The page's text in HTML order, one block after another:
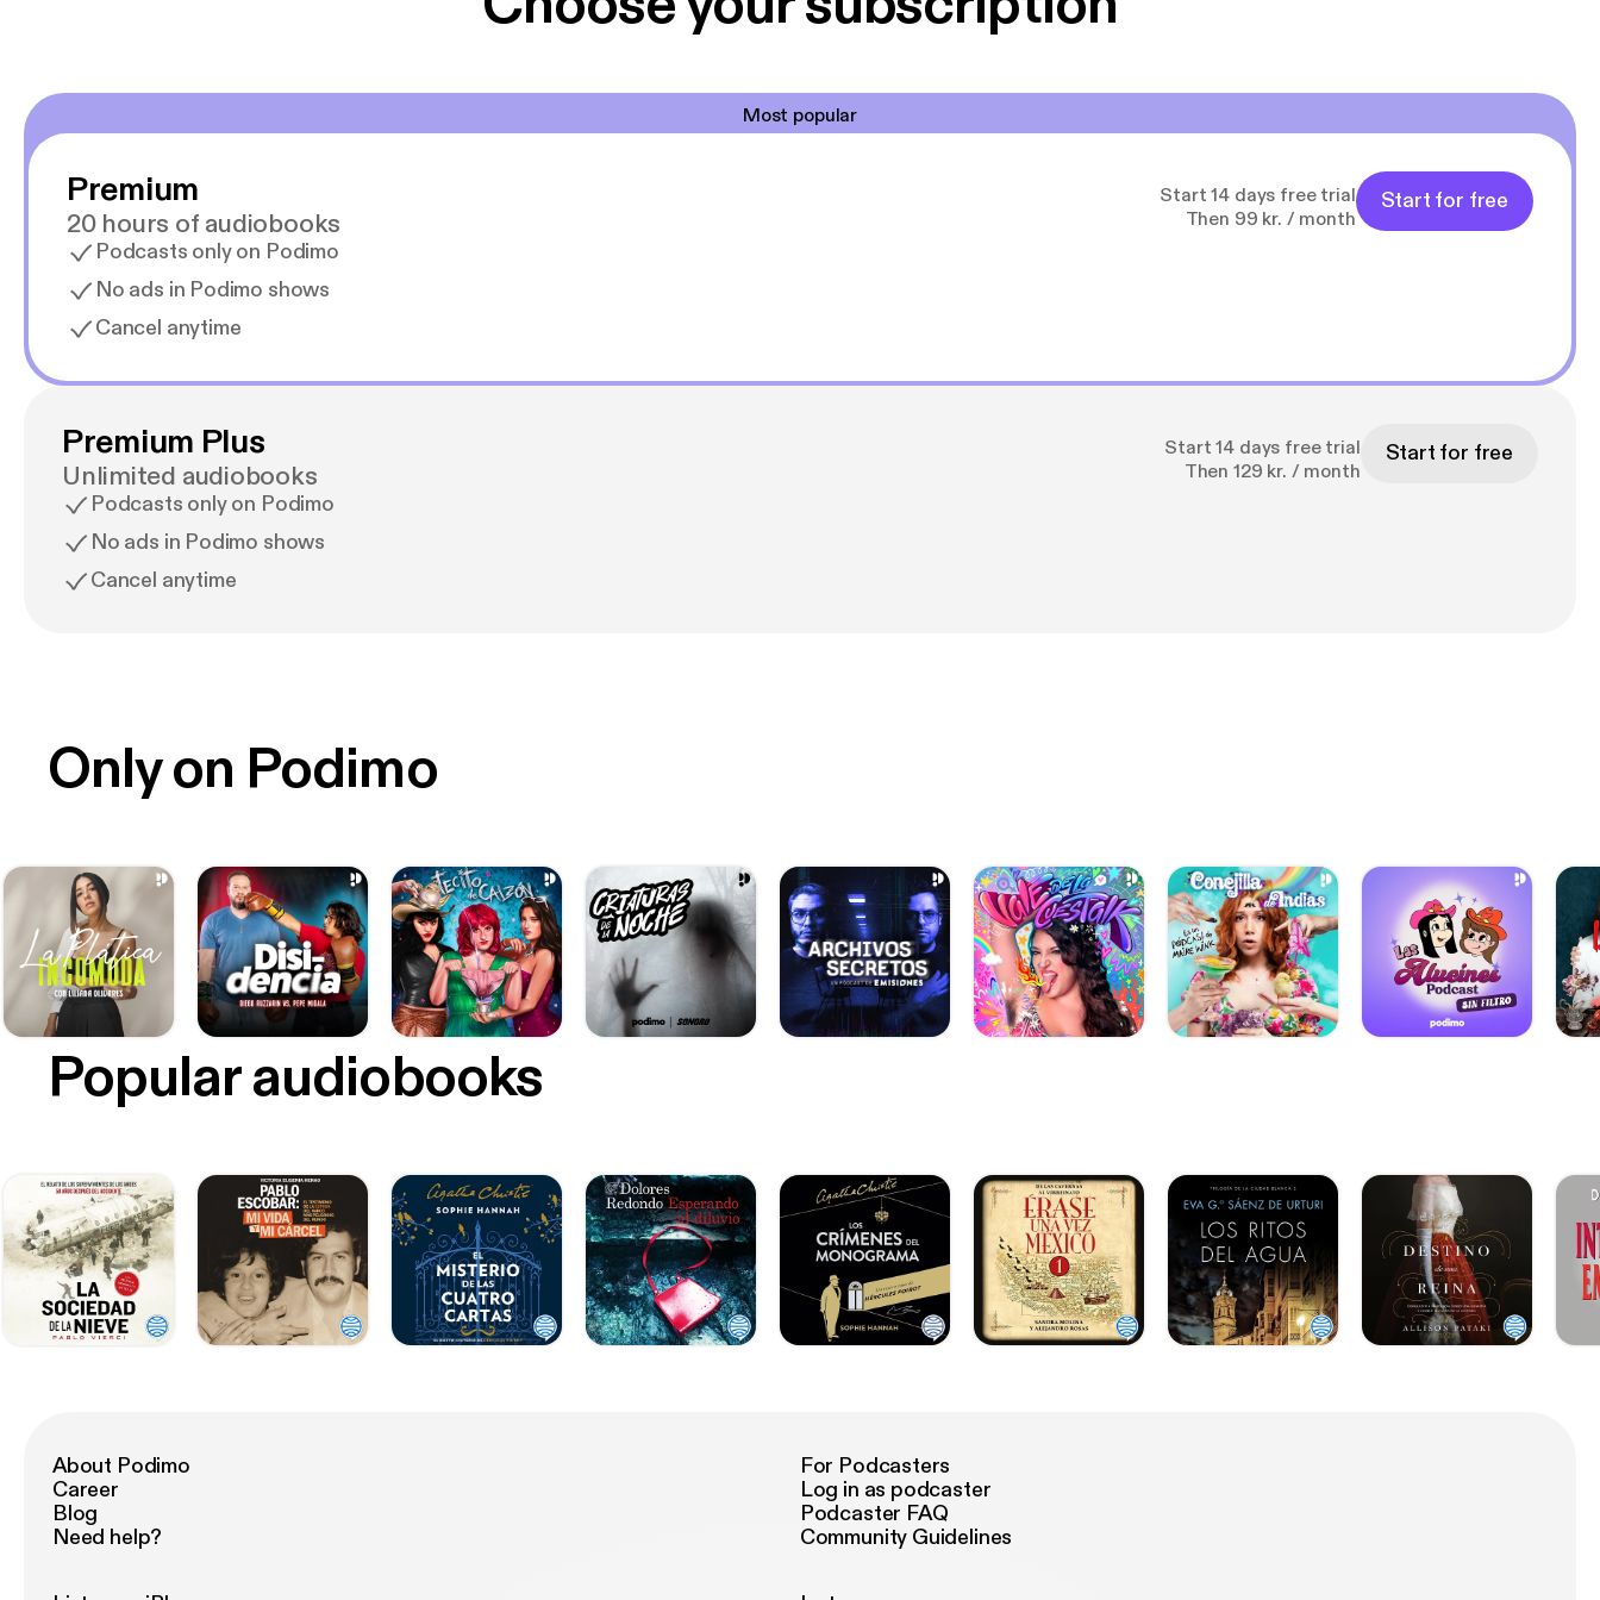
Most popular
Premium
20 hours of audiobooks
Podcasts only on Podimo
No ads in Podimo shows
Cancel anytime
Start 14 days free trial
Then 99 kr. / month
Start for free
Premium Plus
Unlimited audiobooks
Podcasts only on Podimo
No ads in Podimo shows
Cancel anytime
Start 14 days free trial
Then 129 kr. / month
Start for free
Only on Podimo
Popular audiobooks
About Podimo
Career
Blog
Need help?
For Podcasters
Log in as podcaster
Podcaster FAQ
Community Guidelines